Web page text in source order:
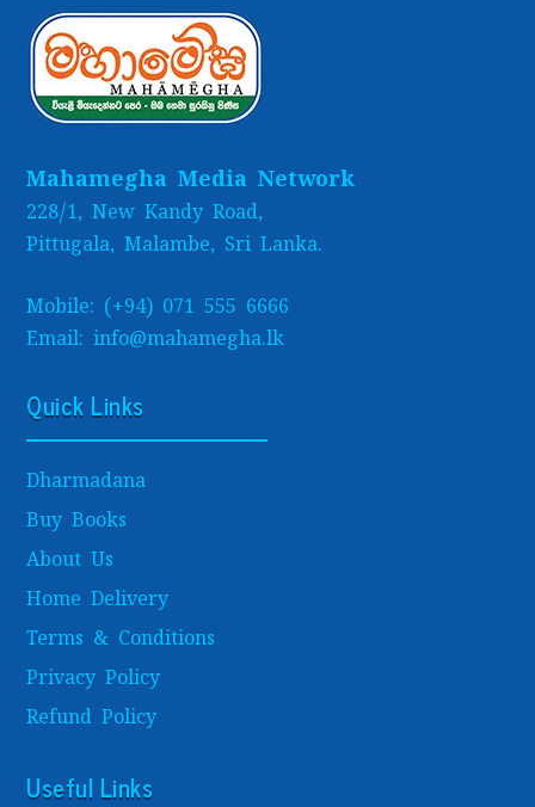
Mahamegha Media Network
228/1, New Kandy Road,
Pittugala, Malambe, Sri Lanka.
Mobile: (+94) 071 555 6666
Email: info@mahamegha.lk
Quick Links
Dharmadana
Buy Books
About Us
Home Delivery
Terms & Conditions
Privacy Policy
Refund Policy
Useful Links